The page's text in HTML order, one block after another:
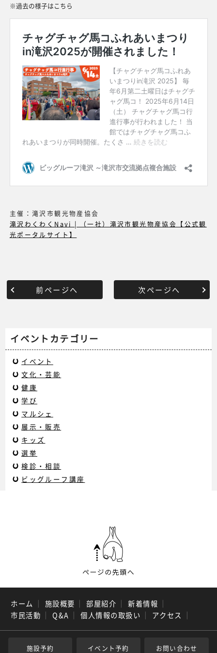
※過去の様子はこちら
主催：滝沢市観光物産協会
滝沢わくわくNavi | （一社）滝沢市観光物産協会【公式観
光ポータルサイト】
前ページへ 次ページへ
イベントカテゴリー
イベント
文化・芸能
健康
学び
マルシェ
展示・販売
キッズ
選挙
検診・相談
ビッグルーフ講座
ホーム ｜ 施設概要 ｜ 部屋紹介 ｜ 新着情報 ｜
市民活動 ｜ Q&A ｜ 個人情報の取扱い ｜ アクセス ｜
施設予約 イベント予約 お問い合わせ